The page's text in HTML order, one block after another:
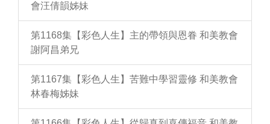
會汪倩韻姊妹
第1168集【彩色人生】主的帶領與恩眷 和美教會
謝阿昌弟兄
第1167集【彩色人生】苦難中學習靈修 和美教會
林春梅姊妹